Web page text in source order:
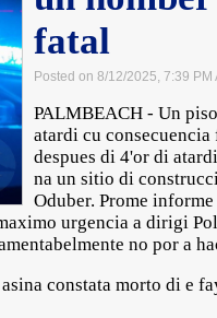
fatal
Posted on 8/12/2025, 7:39 PM
PALMBEACH - Un
atardi cu
despues di 4'or di
na un sitio di
Oduber. Prome
urgencia a dirigi
no por a
constata morto di e